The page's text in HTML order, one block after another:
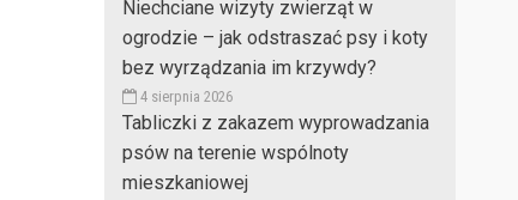
Niechciane wizyty zwierząt w
ogrodzie – jak odstraszać psy i koty
bez wyrządzania im krzywdy?
4 sierpnia 2026
Tabliczki z zakazem wyprowadzania
psów na terenie wspólnoty
mieszkaniowej